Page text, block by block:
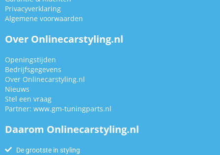
Privacyverklaring
Algemene voorwaarden
Over Onlinecarstyling.nl
Openingstijden
Bedrijfsgegevens
Over Onlinecarstyling.nl
Nieuws
Stel een vraag
Partner: www.gm-tuningparts.nl
Daarom Onlinecarstyling.nl
De grootste in styling